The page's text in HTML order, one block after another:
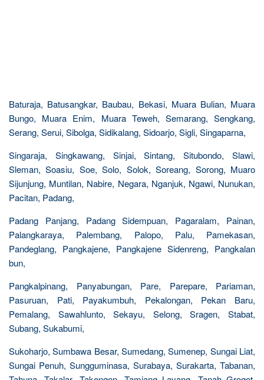
Baturaja, Batusangkar, Baubau, Bekasi, Muara Bulian, Muara
Bungo, Muara Enim, Muara Teweh, Semarang, Sengkang,
Serang, Serui, Sibolga, Sidikalang, Sidoarjo, Sigli, Singaparna,
Singaraja, Singkawang, Sinjai, Sintang, Situbondo, Slawi,
Sleman, Soasiu, Soe, Solo, Solok, Soreang, Sorong, Muaro
Sijunjung, Muntilan, Nabire, Negara, Nganjuk, Ngawi, Nunukan,
Pacitan, Padang,
Padang Panjang, Padang Sidempuan, Pagaralam, Painan,
Palangkaraya, Palembang, Palopo, Palu, Pamekasan,
Pandeglang, Pangkajene, Pangkajene Sidenreng, Pangkalan
bun,
Pangkalpinang, Panyabungan, Pare, Parepare, Pariaman,
Pasuruan, Pati, Payakumbuh, Pekalongan, Pekan Baru,
Pemalang, Sawahlunto, Sekayu, Selong, Sragen, Stabat,
Subang, Sukabumi,
Sukoharjo, Sumbawa Besar, Sumedang, Sumenep, Sungai Liat,
Sungai Penuh, Sungguminasa, Surabaya, Surakarta, Tabanan,